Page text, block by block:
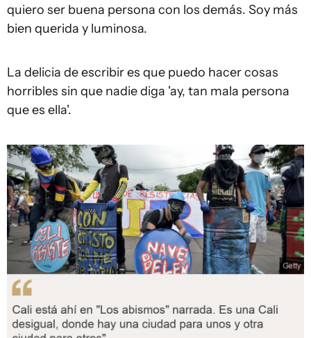
quiero ser buena persona con los demás. Soy más
bien querida y luminosa.
La delicia de escribir es que puedo hacer cosas
horribles sin que nadie diga 'ay, tan mala persona
que es ella'.